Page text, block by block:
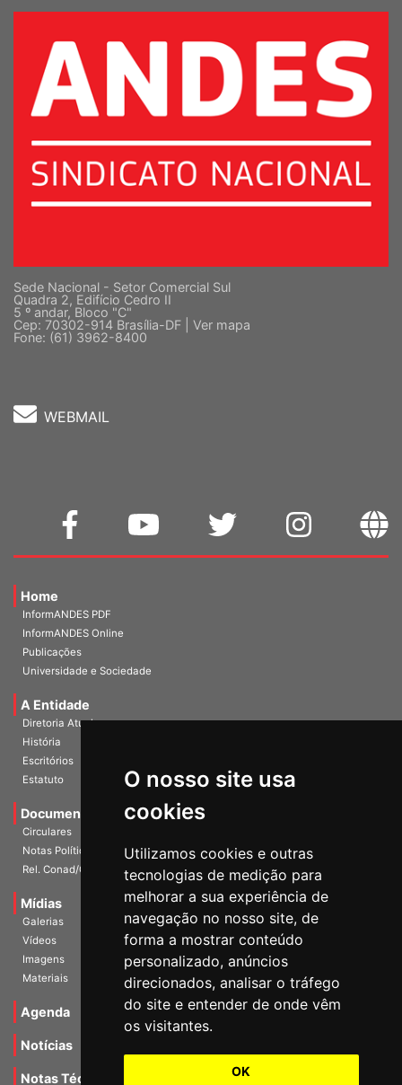
O nosso site usa
cookies
Utilizamos cookies e outras
tecnologias de medição para
melhorar a sua experiência de
navegação no nosso site, de
forma a mostrar conteúdo
personalizado, anúncios
direcionados, analisar o tráfego
do site e entender de onde vêm
os visitantes.
OK
Sede Nacional - Setor Comercial Sul
Quadra 2, Edifício Cedro II
5 º andar, Bloco "C"
Cep: 70302-914 Brasília-DF | Ver mapa
Fone: (61) 3962-8400
WEBMAIL
Home
InformANDES PDF
InformANDES Online
Publicações
Universidade e Sociedade
A Entidade
Diretoria Atual
História
Escritórios
Estatuto
Documentos
Circulares
Notas Políticas
Rel. Conad/Congresso
Mídias
Galerias
Vídeos
Imagens
Materiais
Agenda
Notícias
Notas Técnicas